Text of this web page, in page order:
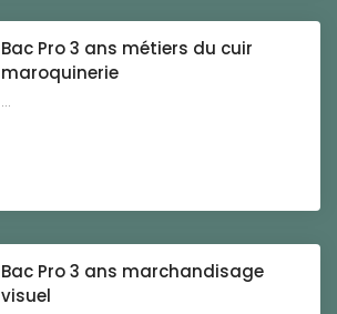
Bac Pro 3 ans métiers du cuir
maroquinerie
...
Bac Pro 3 ans marchandisage
visuel